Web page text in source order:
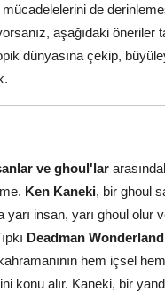
de
aşağıdaki öneriler
dünyasına çekip,
ve ghoul'lar
Ken Kaneki, bir ghoul
yarı insan, yarı ghoul olur
Deadman Wonderland
hem içsel
konu alır. Kaneki, bir